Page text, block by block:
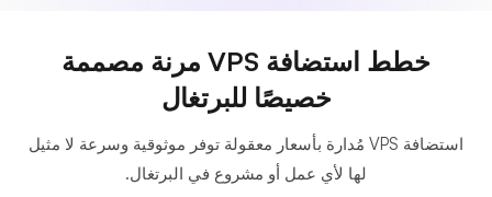
خطط استضافة VPS مرنة مصممة
خصيصًا للبرتغال
استضافة VPS مُدارة بأسعار معقولة توفر موثوقية وسرعة لا مثيل
لها لأي عمل أو مشروع في البرتغال.